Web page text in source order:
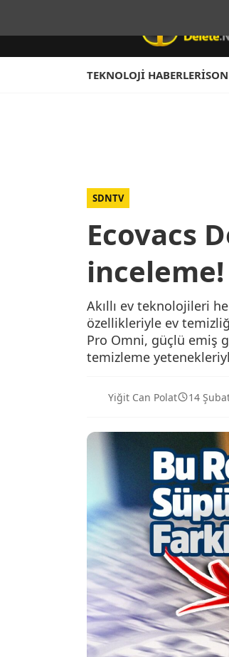
TEKNOLOJI HABERLERI
SDNTV
Ecovacs
inceleme!
Akıllı ev teknolojileri
özellikleriyle ev
Pro Omni, güçlü emiş
temizleme
Yiğit Can Polat 14